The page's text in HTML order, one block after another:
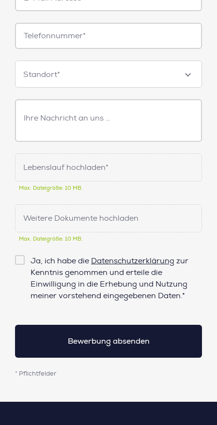
Telefonnummer
Standorte
Standort*
Freitext
Nachricht
Lebenslauf hochladen*
Max. Dateigröße: 10 MB.
Weitere Dokumente hochladen
Max. Dateigröße: 10 MB.
Checkbox
Datenschutz*
Ja, ich habe die Datenschutzerklärung zur
Kenntnis genommen und erteile die
Einwilligung in die Erhebung und Nutzung
meiner vorstehend eingegebenen Daten.*
* Pflichtfelder